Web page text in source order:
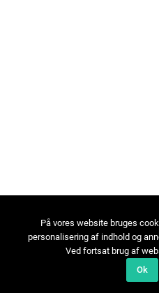
På vores website bruges
personalisering af indhold og
Ved fortsat brug af
Ok